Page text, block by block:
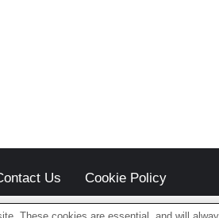
Us Cookie Policy